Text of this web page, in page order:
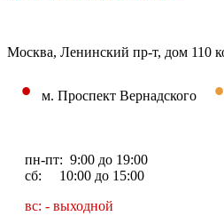
Москва, Ленинский пр-т, дом 110
• м. Проспект Вернадского •
пн-пт: 9:00 до 19:00
сб: 10:00 до 15:00
вс: - выходной